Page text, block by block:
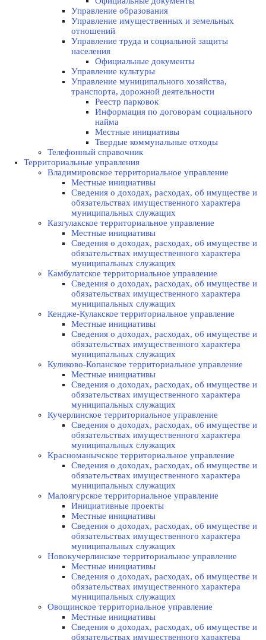
Управление образования
Управление имущественных и земельных
отношений
Управление труда и социальной защиты
населения
Официальные документы
Управление культуры
Управление муниципального хозяйства,
транспорта, дорожной деятельности
Реестр парковок
Информация по договорам социального
найма
Местные инициативы
Твердые коммунальные отходы
Телефонный справочник
Территориальные управления
Владимировское территориальное управление
Местные инициативы
Сведения о доходах, расходах, об имуществе и
обязательствах имущественного характера
муниципальных служащих
Казгулакское территориальное управление
Местные инициативы
Сведения о доходах, расходах, об имуществе и
обязательствах имущественного характера
муниципальных служащих
Камбулатское территориальное управление
Сведения о доходах, расходах, об имуществе и
обязательствах имущественного характера
муниципальных служащих
Кендже-Кулакское территориальное управление
Местные инициативы
Сведения о доходах, расходах, об имуществе и
обязательствах имущественного характера
муниципальных служащих
Куликово-Копанское территориальное управление
Местные инициативы
Сведения о доходах, расходах, об имуществе и
обязательствах имущественного характера
муниципальных служащих
Кучерлинское территориальное управление
Сведения о доходах, расходах, об имуществе и
обязательствах имущественного характера
муниципальных служащих
Красноманычское территориальное управление
Сведения о доходах, расходах, об имуществе и
обязательствах имущественного характера
муниципальных служащих
Малоягурское территориальное управление
Инициативные проекты
Местные инициативы
Сведения о доходах, расходах, об имуществе и
обязательствах имущественного характера
муниципальных служащих
Новокучерлинское территориальное управление
Местные инициативы
Сведения о доходах, расходах, об имуществе и
обязательствах имущественного характера
муниципальных служащих
Овощинское территориальное управление
Местные инициативы
Сведения о доходах, расходах, об имуществе и
обязательствах имущественного характера